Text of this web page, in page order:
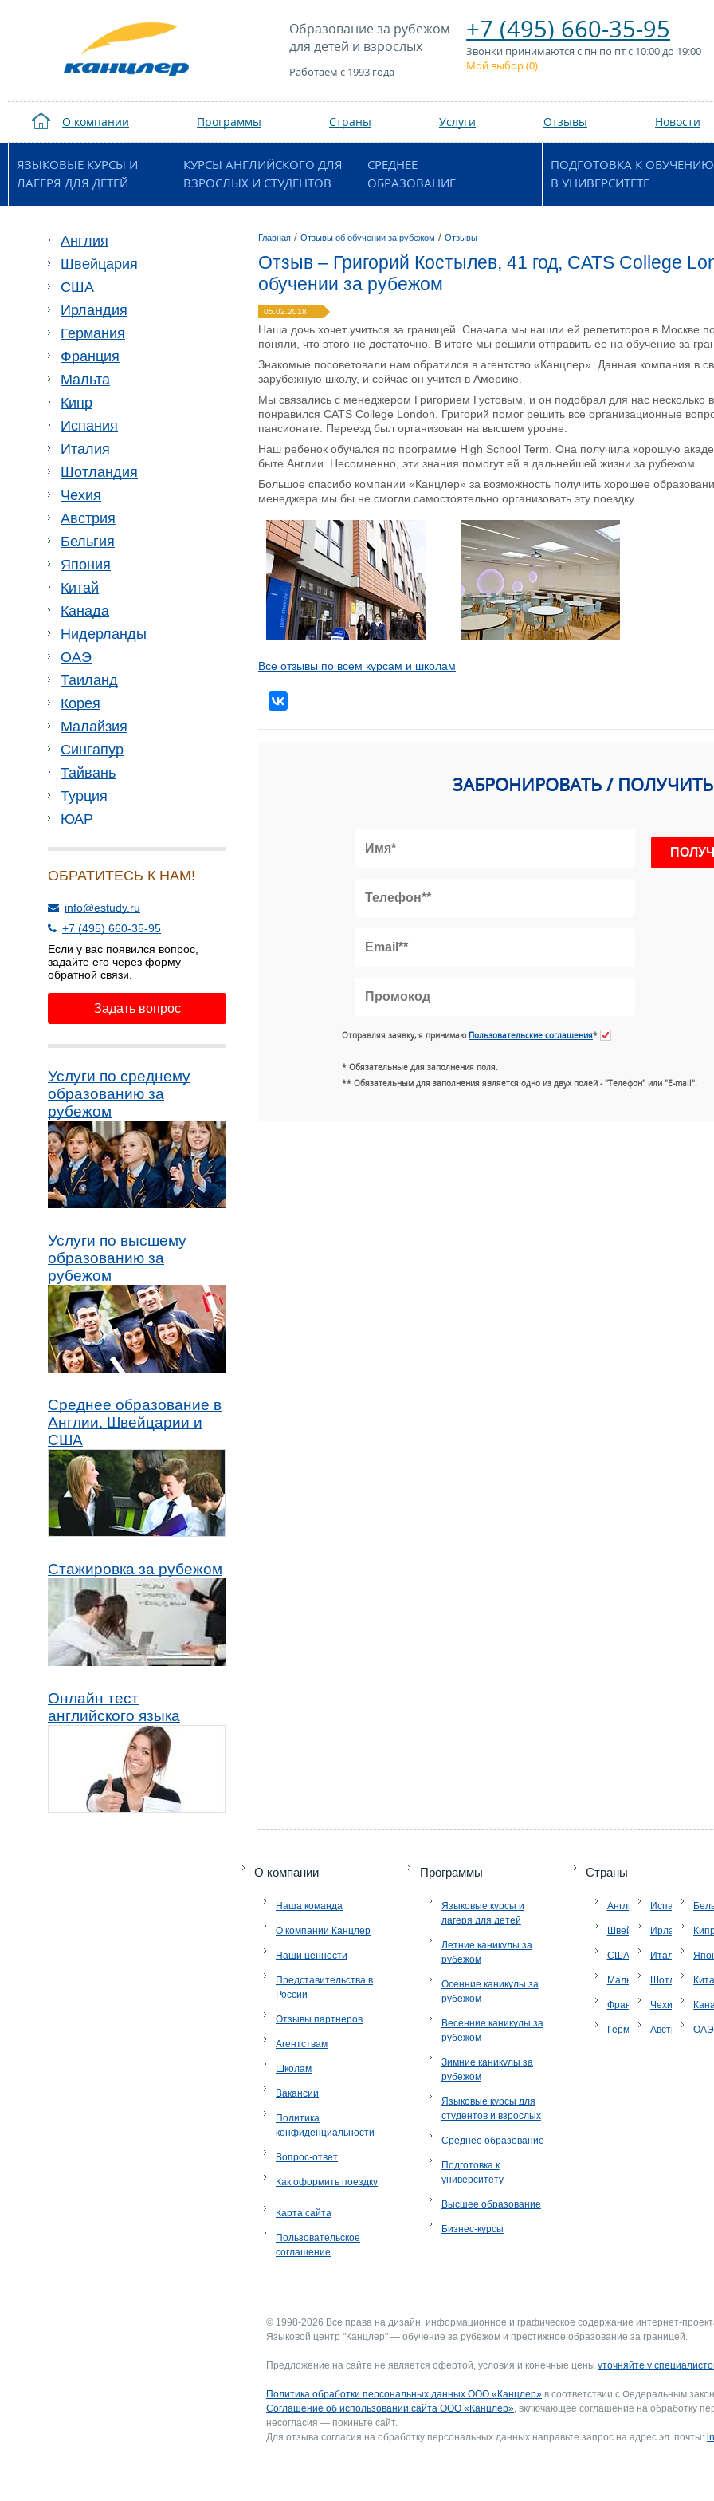
Образование за рубежом
для детей и взрослых
Работаем с 1993 года
+7 (495) 660-35-95
Звонки принимаются с пн по пт с 10:00 до 19:00
Мой выбор (0)
О компании Программы Страны Услуги Отзывы Новости
ЯЗЫКОВЫЕ КУРСЫ И
ЛАГЕРЯ ДЛЯ ДЕТЕЙ
КУРСЫ АНГЛИЙСКОГО ДЛЯ
ВЗРОСЛЫХ И СТУДЕНТОВ
СРЕДНЕЕ
ОБРАЗОВАНИЕ
ПОДГОТОВКА К ОБУЧЕНИЮ
В УНИВЕРСИТЕТЕ
Англия
Швейцария
США
Ирландия
Германия
Франция
Мальта
Кипр
Испания
Италия
Шотландия
Чехия
Австрия
Бельгия
Япония
Китай
Канада
Нидерланды
ОАЭ
Таиланд
Корея
Малайзия
Сингапур
Тайвань
Турция
ЮАР
ОБРАТИТЕСЬ К НАМ!
info@estudy.ru
+7 (495) 660-35-95
Если у вас появился вопрос,
задайте его через форму
обратной связи.
Задать вопрос
Услуги по среднему
образованию за
рубежом
Услуги по высшему
образованию за
рубежом
Среднее образование в
Англии, Швейцарии и
США
Стажировка за рубежом
Онлайн тест
английского языка
Главная / Отзывы об обучении за рубежом / Отзывы
Отзыв – Григорий Костылев, 41 год, CATS College
обучении за рубежом
05.02.2018
Наша дочь хочет учиться за границей. Сначала мы нашли ей репетиторов в
поняли, что этого не достаточно. В итоге мы решили отправить ее на обучение за
Знакомые посоветовали нам обратился в агентство «Канцлер». Данная компания в
зарубежную школу, и сейчас он учится в Америке.
Мы связались с менеджером Григорием Густовым, и он подобрал для нас
понравился CATS College London. Григорий помог решить все организационные
пансионате. Переезд был организован на высшем уровне.
Наш ребенок обучался по программе High School Term. Она получила хорошую
быте Англии. Несомненно, эти знания помогут ей в дальнейшей жизни за рубежом.
Большое спасибо компании «Канцлер» за возможность получить хорошее
менеджера мы бы не смогли самостоятельно организовать эту поездку.
Все отзывы по всем курсам и школам
ЗАБРОНИРОВАТЬ /
Отправляя заявку, я принимаю Пользовательские соглашения*
* Обязательные для заполнения поля.
** Обязательным для заполнения является одно из двух полей - "Телефон" или "E-mail".
O компании
Наша команда
О компании Канцлер
Наши ценности
Представительства в
России
Отзывы партнеров
Агентствам
Школам
Вакансии
Политика
конфиденциальности
Вопрос-ответ
Как оформить поездку
Карта сайта
Пользовательское
соглашение
Программы
Языковые курсы и
лагеря для детей
Летние каникулы за
рубежом
Осенние каникулы за
рубежом
Весенние каникулы за
рубежом
Зимние каникулы за
рубежом
Языковые курсы для
студентов и взрослых
Среднее образование
Подготовка к
университету
Высшее образование
Бизнес-курсы
Страны
Англия
Швейцария
США
Мальта
Франция
Германия
Испания
Ирландия
Италия
Шотландия
Чехия
Австрия
Кипр
ОАЭ
© 1998-2026 Все права на дизайн, информационное и графическое содержание интернет-
Языковой центр "Канцлер" — обучение за рубежом и престижное образование за границей.
Предложение на сайте не является офертой, условия и конечные цены уточняйте у
Политика обработки персональных данных ООО «Канцлер» в соответствии с Федеральным
Соглашение об использовании сайта ООО «Канцлер», включающее соглашение на обработку
несогласия — покиньте сайт.
Для отзыва согласия на обработку персональных данных направьте запрос на адрес эл. почты: